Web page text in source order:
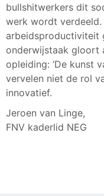
bullshitwerkers dit
werk wordt verdeeld.
arbeidsproductiviteit
onderwijstaak gloort
opleiding: ‘De kunst
vervelen niet de rol
innovatief.
Jeroen van Linge,
FNV kaderlid NEG